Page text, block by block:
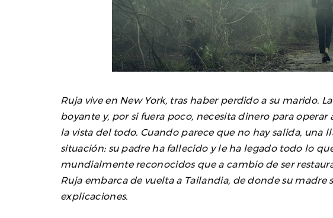
Ruja vive en New York, tras haber perdido a su marido.
boyante y, por si fuera poco, necesita dinero para operar
la vista del todo. Cuando parece que no hay salida, una
situación: su padre ha fallecido y le ha legado todo lo
mundialmente reconocidos que a cambio de ser
Ruja embarca de vuelta a Tailandia, de donde su madre
explicaciones.